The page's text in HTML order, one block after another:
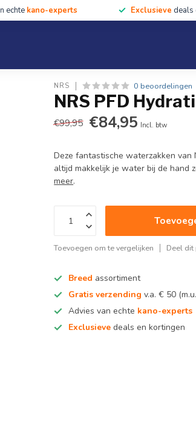
echte kano-experts Exclusieve deals
Cursussen & Tochten
NRS 0 beoordelingen
NRS PFD
€99,95 €84,95 Incl. btw
Deze fantastische waterzakken van
altijd makkelijk je water bij de hand
meer.
Toevoegen om te vergelijken Deel
Breed assortiment
Gratis verzending v.a. € 50
Advies van echte kano-experts
Exclusieve deals en kortingen